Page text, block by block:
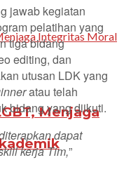
Menjaga
jawab kegiatan
pelatihan yang
tiga bidang
editing, dan
utusan LDK yang
atau telah
bidang yang diikuti.
dapat
kerja Tim,”